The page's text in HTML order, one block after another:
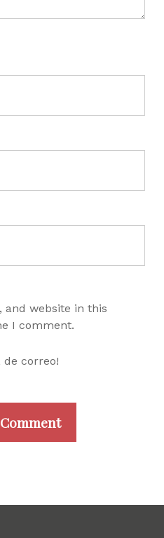
and website in this
I comment.
de correo!